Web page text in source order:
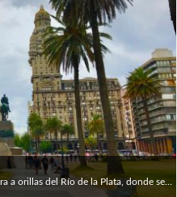
Su costa con magníficas playas se encuentra a orillas del Río de la Plata, donde se forma una excelente bahía que funciona como puerto natural de aguas profundas. Montevideo ofrece una gran variedad de propuestas culturales, gastronómicas y recreativas. Disfruta de paseos imperdibles al aire libre en la rambla, plazas y parques, mientras conoces los edificios más importantes del país. En este recorrido panorámico, observaremos las principales atracciones turísticas de la ciudad: Plaza Independencia, Palacio Legislativo, Mercado Agrícola, Monumento a la Carreta, Monumento a la Palabra y Carrasco.